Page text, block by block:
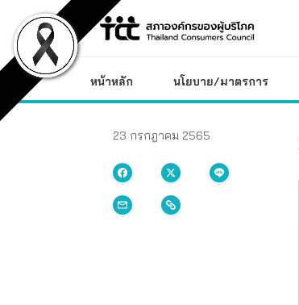
content
หน้าหลัก นโยบาย/มาตรการ
23 กรกฎาคม 2565